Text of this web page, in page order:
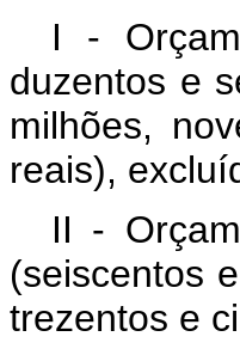
I -
duzentos e
milhões,
reais),
II -
(seiscentos
trezentos e